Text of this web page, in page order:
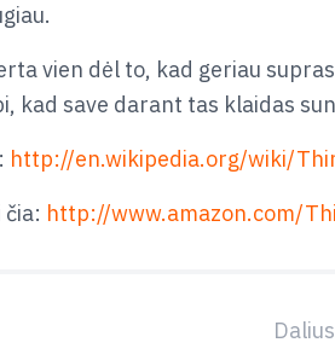
vien dėl to, kad geriau
kad save darant tas klaidas
http://en.wikipedia.org/wiki/
http://www.amazon.com/